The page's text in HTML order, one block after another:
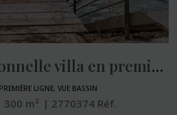
La Vigne exceptionnelle villa en première ligne
LIGNE, VUE BASSIN
300 m² 2770374 Réf.